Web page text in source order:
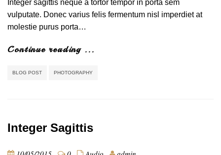
Integer sagittis neque a tortor tempor in porta sem
vulputate. Donec varius felis fermentum nisl imperdiet at
molestie purus porta…
Continue reading ...
BLOG POST PHOTOGRAPHY
Integer Sagittis